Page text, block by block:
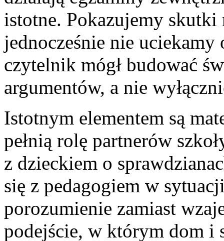
istotne. Pokazujemy skutki
jednocześnie nie
czytelnik mógł budować
argumentów, a nie
Istotnym elementem są
pełnią rolę partnerów
z dzieckiem o
się z pedagogiem w
porozumienie zamiast
podejście, w którym dom i